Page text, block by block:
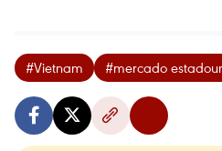
#Vietnam #mercado